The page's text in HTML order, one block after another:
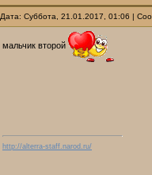
Дата: Суббота, 21.01.2017, 01:06 |
мальчик второй
http://alterra-staff.narod.ru/